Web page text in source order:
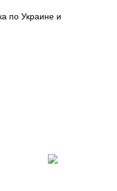
по Украине и